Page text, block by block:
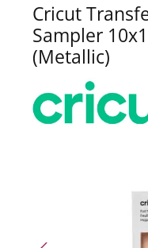
Cricut
Sampler
(Metallic)